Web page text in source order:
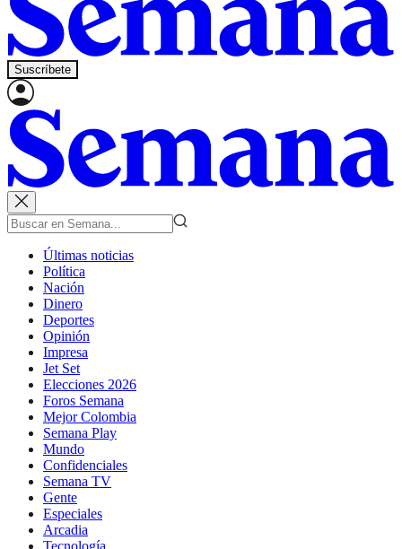
Suscríbete
Últimas noticias
Política
Nación
Dinero
Deportes
Opinión
Impresa
Jet Set
Elecciones 2026
Foros Semana
Mejor Colombia
Semana Play
Mundo
Confidenciales
Semana TV
Gente
Especiales
Arcadia
Tecnología